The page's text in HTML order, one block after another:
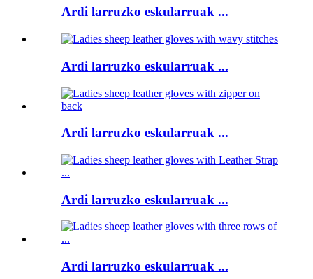
Ardi larruzko eskularruak ...
Ardi larruzko eskularruak ...
Ardi larruzko eskularruak ...
Ardi larruzko eskularruak ...
Ardi larruzko eskularruak ...